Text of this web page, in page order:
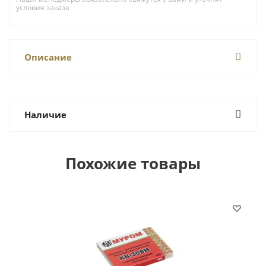
условия заказа
Описание
Наличие
Похожие товары